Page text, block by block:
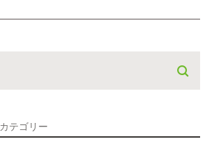
カテゴリー